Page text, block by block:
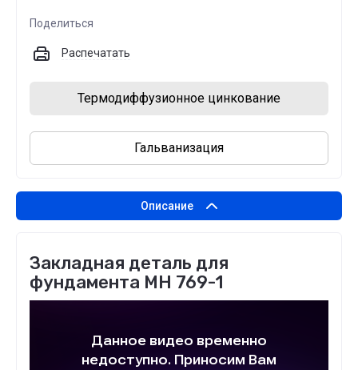
Поделиться
Распечатать
Термодиффузионное цинкование
Гальванизация
Описание
Закладная деталь для
фундамента МН 769-1